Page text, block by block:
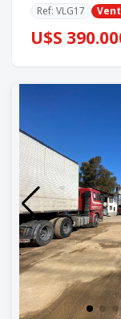
Ref: VLG17
U$S